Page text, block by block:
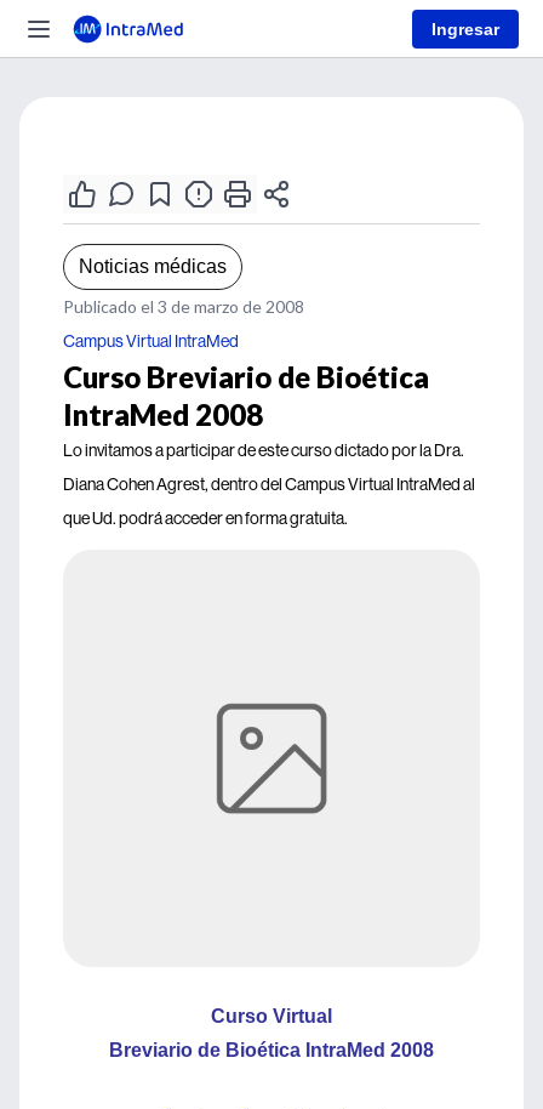
Ingresar
Noticias médicas
Publicado el 3 de marzo de 2008
Campus Virtual IntraMed
Curso Breviario de Bioética
IntraMed 2008
Lo invitamos a participar de este curso dictado por la Dra.
Diana Cohen Agrest, dentro del Campus Virtual IntraMed al
que Ud. podrá acceder en forma gratuita.
Curso Virtual
Breviario de Bioética IntraMed 2008